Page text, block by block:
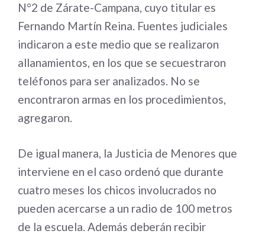
N°2 de Zárate-Campana, cuyo titular es
Fernando Martín Reina. Fuentes judiciales
indicaron a este medio que se realizaron
allanamientos, en los que se secuestraron
teléfonos para ser analizados. No se
encontraron armas en los procedimientos,
agregaron.
De igual manera, la Justicia de Menores que
interviene en el caso ordenó que durante
cuatro meses los chicos involucrados no
pueden acercarse a un radio de 100 metros
de la escuela. Además deberán recibir